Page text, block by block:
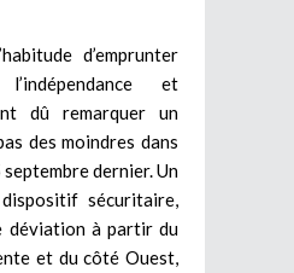
d’emprunter
et
dû remarquer un
des moindres dans
dernier. Un
sécuritaire,
déviation à partir du
et du côté Ouest,